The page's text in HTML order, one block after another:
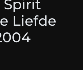
Spirit
Liefde